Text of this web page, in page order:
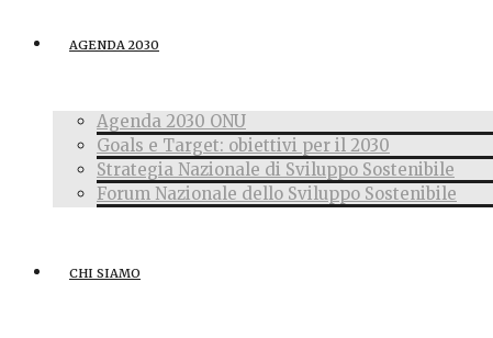
AGENDA 2030
Agenda 2030 ONU
Goals e Target: obiettivi per il 2030
Strategia Nazionale di Sviluppo Sostenibile
Forum Nazionale dello Sviluppo Sostenibile
CHI SIAMO